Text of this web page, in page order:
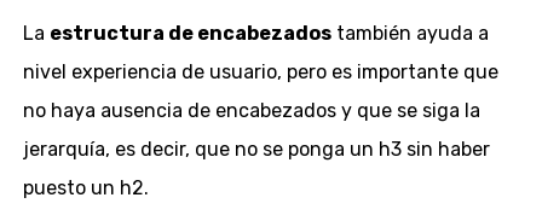
La estructura de encabezadostambién ayuda a
nivel experiencia de usuario, pero es importante que
no haya ausencia de encabezados y que se siga la
jerarquía, es decir, que no se ponga un h3 sin haber
puesto un h2.